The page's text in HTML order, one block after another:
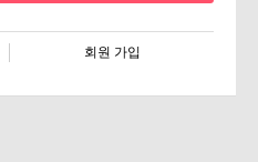
회원 가입